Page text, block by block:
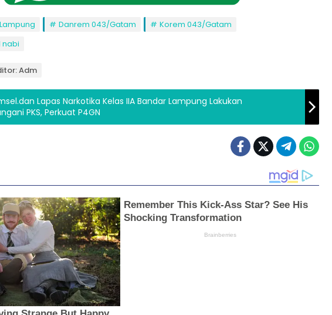
Danrem 043/Gatam
Korem 043/Gatam
nabi
Adm
Lapas Narkotika Kelas IIA Bandar Lampung Lakukan
PKS, Perkuat P4GN